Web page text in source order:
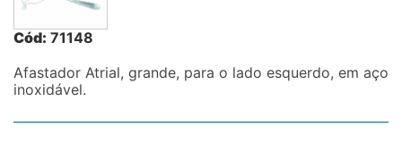
Cód: 71148
Afastador Atrial, grande, para o lado esquerdo, em aço
inoxidável.